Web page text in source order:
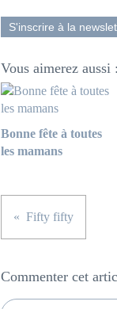
S'inscrire à la
Vous aimerez aussi :
Bonne fête à toutes
les mamans
Fifty fifty
Commenter cet